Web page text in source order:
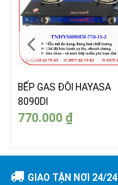
BẾP GAS ĐÔI HAYASA
8090DI
770.000 ₫
GIAO TẬN NƠI 24/24